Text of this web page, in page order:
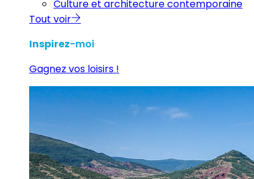
Culture et architecture contemporaine
Tout voir
Inspirez-moi
Gagnez vos loisirs !